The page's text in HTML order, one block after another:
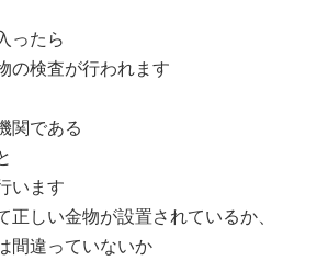
ったら
の検査が行われます
関である
います
正しい金物が設置されているか、
間違っていないか